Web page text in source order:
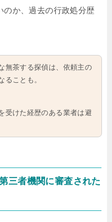
のか、過去の行政処分歴
無茶する探偵は、依頼主の
ることも。
受けた経歴のある業者は避
三者機関に審査された